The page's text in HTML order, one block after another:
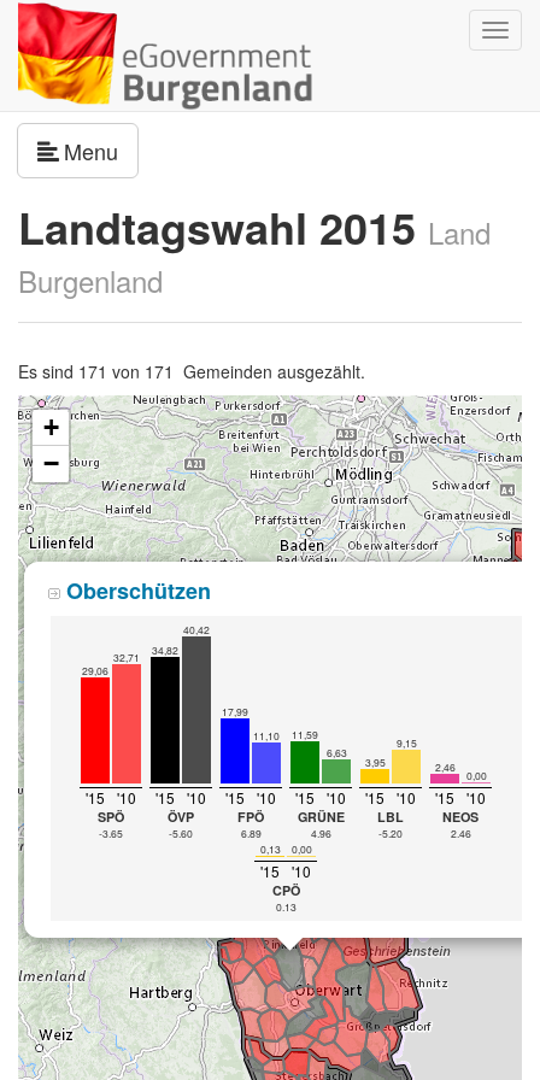
Menu
Landtagswahl 2015 Land
Burgenland
Es sind 171 von 171 Gemeinden ausgezählt.
Oberschützen
29,06
32,71
'15 '10
SPÖ
-3.65
34,82
40,42
'15 '10
ÖVP
-5.60
17,99
11,10
'15 '10
FPÖ
6.89
11,59
6,63
'15 '10
GRÜNE
4.96
3,95
9,15
'15 '10
LBL
-5.20
2,46
0,00
'15 '10
NEOS
2.46
0,13
0,00
'15 '10
CPÖ
0.13
+
−